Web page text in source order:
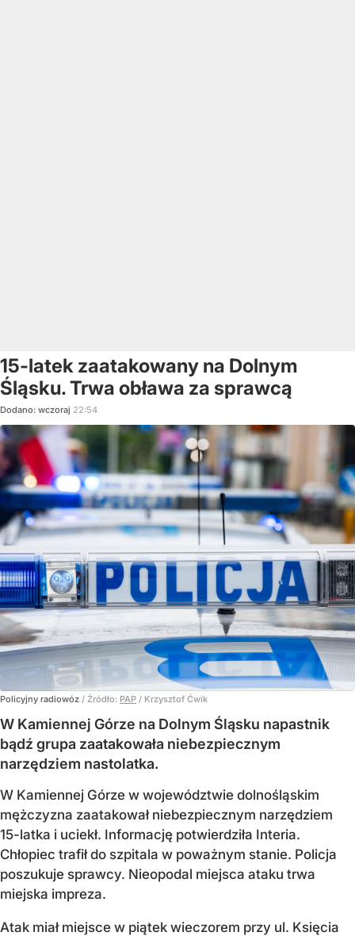
15-latek zaatakowany na Dolnym
Śląsku. Trwa obława za sprawcą
Dodano: wczoraj 22:54
Policyjny radiowóz / Źródło: PAP / Krzysztof Ćwik
W Kamiennej Górze na Dolnym Śląsku napastnik
bądź grupa zaatakowała niebezpiecznym
narzędziem nastolatka.
W Kamiennej Górze w województwie dolnośląskim
mężczyzna zaatakował niebezpiecznym narzędziem
15-latka i uciekł. Informację potwierdziła Interia.
Chłopiec trafił do szpitala w poważnym stanie. Policja
poszukuje sprawcy. Nieopodal miejsca ataku trwa
miejska impreza.
Atak miał miejsce w piątek wieczorem przy ul. Księcia